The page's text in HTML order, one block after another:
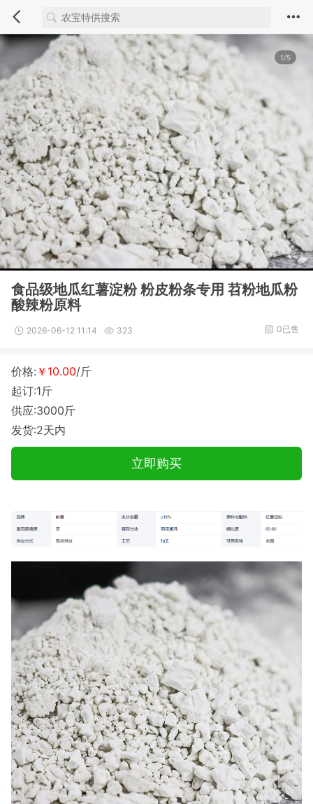
1/5
食品级地瓜红薯淀粉 粉皮粉条专用 苕粉地瓜粉
酸辣粉原料
2026-06-12 11:14 323 0已售
价格: ￥10.00/斤
起订:1斤
供应:3000斤
发货:2天内
立即购买